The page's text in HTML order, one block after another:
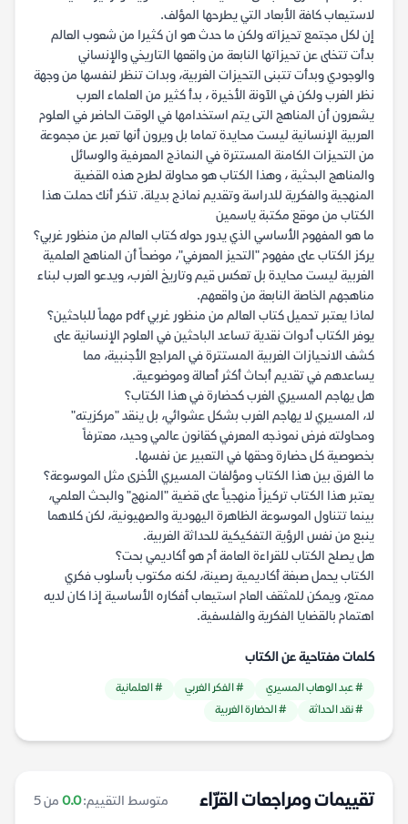
لاستيعاب كافة الأبعاد التي يطرحها المؤلف.
إن لكل مجتمع تحيزاته ولكن ما حدث هو ان كثيرا من شعوب العالم
بدأت تتخلى عن تحيزاتها النابعة من واقعها التاريخي والإنساني
والوجودي وبدأت تتبنى التحيزات الغربية، وبدات تنظر لنفسها من وجهة
نظر الغرب ولكن في الآونة الأخيرة ، بدأ كثير من العلماء العرب
يشعرون أن المناهج التى يتم استخدامها في الوقت الحاضر في العلوم
العربية الإنسانية ليست محايدة تماما بل ويرون أنها تعبر عن مجموعة
من التحيزات الكامنة المستترة في النماذج المعرفية والوسائل
والمناهج البحثية ، وهذا الكتاب هو محاولة لطرح هذه القضية
المنهجية والفكرية للدراسة وتقديم نماذج بديلة. تذكر أنك حملت هذا
الكتاب من موقع مكتبة ياسمين
ما هو المفهوم الأساسي الذي يدور حوله كتاب العالم من منظور غربي؟
يركز الكتاب على مفهوم "التحيز المعرفي"، موضحاً أن المناهج العلمية
الغربية ليست محايدة بل تعكس قيم وتاريخ الغرب، ويدعو العرب لبناء
مناهجهم الخاصة النابعة من واقعهم.
لماذا يعتبر تحميل كتاب العالم من منظور غربي pdf مهماً للباحثين؟
يوفر الكتاب أدوات نقدية تساعد الباحثين في العلوم الإنسانية على
كشف الانحيازات الغربية المستترة في المراجع الأجنبية، مما
يساعدهم في تقديم أبحاث أكثر أصالة وموضوعية.
هل يهاجم المسيري الغرب كحضارة في هذا الكتاب؟
لا، المسيري لا يهاجم الغرب بشكل عشوائي، بل ينقد "مركزيته"
ومحاولته فرض نموذجه المعرفي كقانون عالمي وحيد، معترفاً
بخصوصية كل حضارة وحقها في التعبير عن نفسها.
ما الفرق بين هذا الكتاب ومؤلفات المسيري الأخرى مثل الموسوعة؟
يعتبر هذا الكتاب تركيزاً منهجياً على قضية "المنهج" والبحث العلمي،
بينما تتناول الموسوعة الظاهرة اليهودية والصهيونية، لكن كلاهما
ينبع من نفس الرؤية التفكيكية للحداثة الغربية.
هل يصلح الكتاب للقراءة العامة أم هو أكاديمي بحت؟
الكتاب يحمل صبغة أكاديمية رصينة، لكنه مكتوب بأسلوب فكري
ممتع، ويمكن للمثقف العام استيعاب أفكاره الأساسية إذا كان لديه
اهتمام بالقضايا الفكرية والفلسفية.
كلمات مفتاحية عن الكتاب
# عبد الوهاب المسيري # الفكر الغربي
# العلمانية
# نقد الحداثة
# الحضارة الغربية
تقييمات ومراجعات القرّاء متوسط التقييم:0.0 من 5